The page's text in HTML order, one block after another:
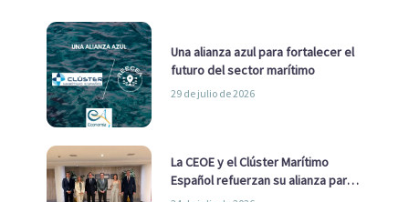
Una alianza azul para fortalecer el
futuro del sector marítimo
29 de julio de 2026
La CEOE y el Clúster Marítimo
Español refuerzan su alianza para
impulsar una estrategia Nacional